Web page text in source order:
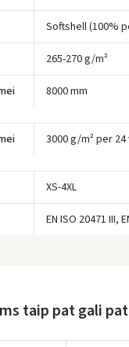
Softshell (100%
265-270 g/m²
8000 mm
3000 g/m² per 24
XS-4XL
EN ISO 20471 III,
taip pat gali
Rašyti atsiliepimą
Prisijungti
Pamiršote slaptažodį?
ARBA